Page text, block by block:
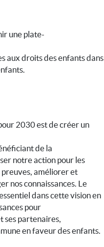
une plate-
aux droits des enfants dans
2030 est de créer un
de la
notre action pour les
améliorer et
nos connaissances. Le
dans cette vision en
pour
ses partenaires,
en faveur des enfants.